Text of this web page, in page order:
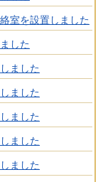
室を設置しました
した
ました
ました
ました
ました
ました